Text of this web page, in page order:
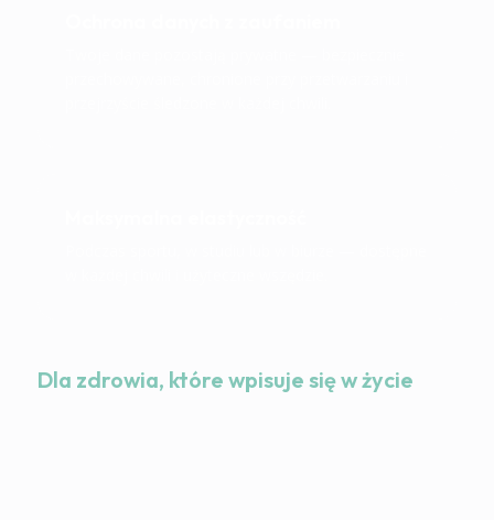
Dla zdrowia, które wpisuje się w życie